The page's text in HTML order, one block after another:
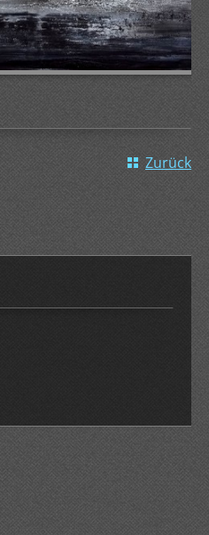
Zurück